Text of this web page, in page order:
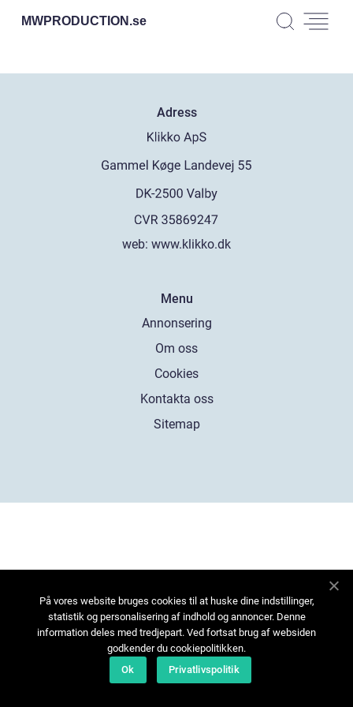
MWPRODUCTION.se
Adress
web: www.klikko.dk
Menu
Annonsering
Om oss
Cookies
Kontakta oss
Sitemap
På vores website bruges cookies til at huske dine indstillinger,
statistik og personalisering af indhold og annoncer. Denne
information deles med tredjepart. Ved fortsat brug af websiden
godkender du cookiepolitikken.
Ok
Privatlivspolitik